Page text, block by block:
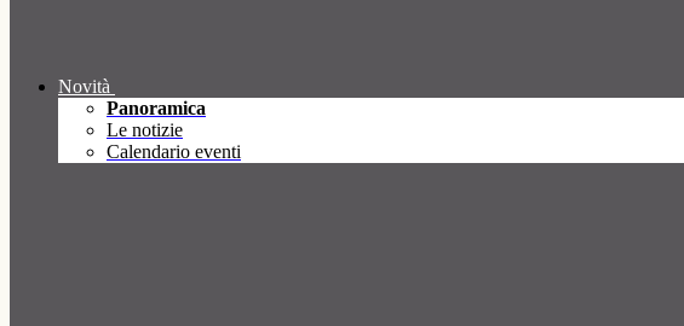
Novità
Panoramica
Le notizie
Calendario eventi